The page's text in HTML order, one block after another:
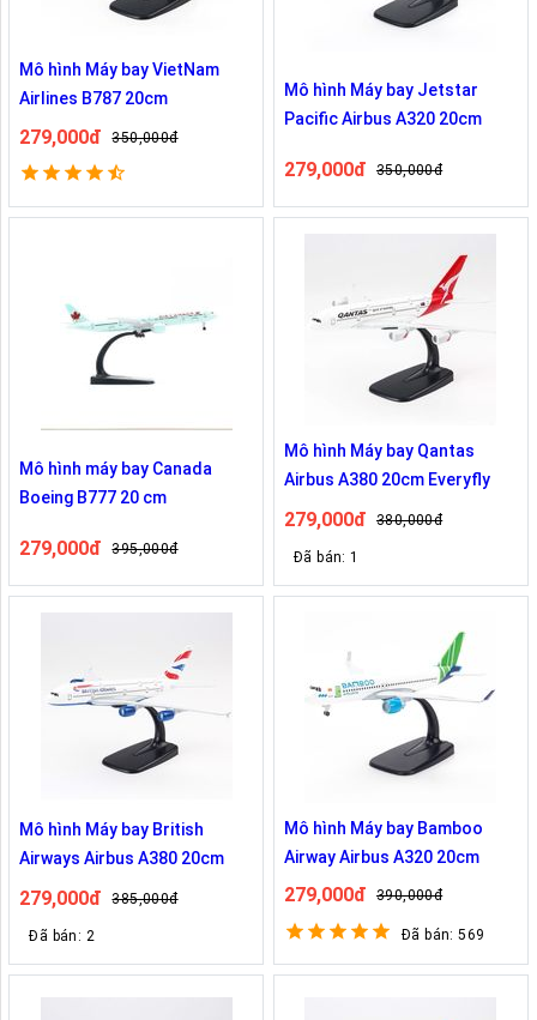
Mô hình Máy bay VietNam
Airlines B787 20cm
279,000đ 350,000đ
Mô hình Máy bay Jetstar
Pacific Airbus A320 20cm
279,000đ 350,000đ
Mô hình máy bay Canada
Boeing B777 20 cm
279,000đ 395,000đ
Mô hình Máy bay Qantas
Airbus A380 20cm Everyfly
279,000đ 380,000đ
Đã bán: 1
Mô hình Máy bay British
Airways Airbus A380 20cm
279,000đ 385,000đ
Đã bán: 2
Mô hình Máy bay Bamboo
Airway Airbus A320 20cm
279,000đ 390,000đ
Đã bán: 569